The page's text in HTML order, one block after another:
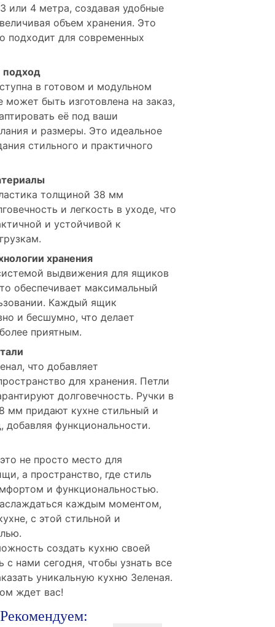
или 4 метра, создавая удобные
объем хранения. Это
подходит для современных
подход
в готовом и модульном
может быть изготовлена на заказ,
её под ваши
и размеры. Это идеальное
стильного и практичного
толщиной 38 мм
и легкость в уходе, что
и устойчивой к
хранения
выдвижения для ящиков
обеспечивает максимальный
Каждый ящик
и бесшумно, что делает
приятным.
что добавляет
для хранения. Петли
долговечность. Ручки в
мм придают кухне стильный и
добавляя функциональности.
не просто место для
а пространство, где стиль
и функциональностью.
каждым моментом,
с этой стильной и
создать кухню своей
нами сегодня, чтобы узнать все
уникальную кухню Зеленая.
ждет вас!
Рекомендуем: